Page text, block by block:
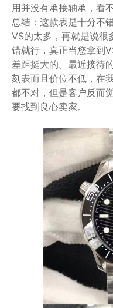
用并没有承接轴承，看
总结：这款表是十分不
VS的太多，再就是说很
错就行，真正当您拿到
差距挺大的。最近接待
刻表而且价位不低，在
都不对，但是客户反而
要找到良心卖家。